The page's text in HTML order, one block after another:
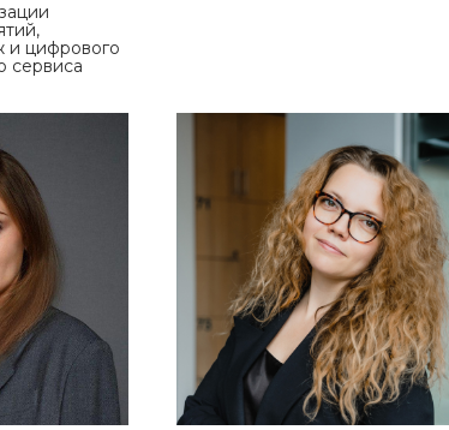
и цифрового
сервиса